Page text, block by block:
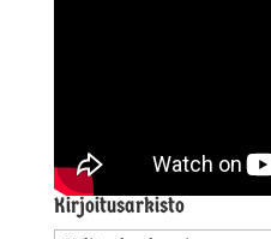
Kirjoitusarkisto